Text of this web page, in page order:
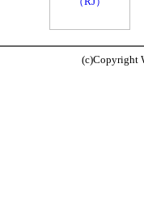
(c)Copyright